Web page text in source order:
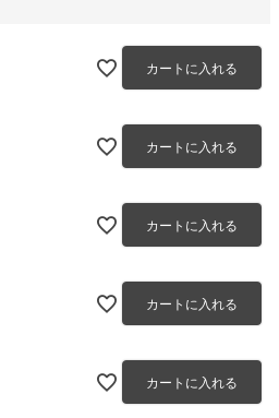
カートに入れる
カートに入れる
カートに入れる
カートに入れる
カートに入れる